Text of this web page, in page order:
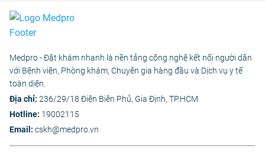
Medpro - Đặt khám nhanh là nền tảng công nghệ kết nối người dân
với Bệnh viện, Phòng khám, Chuyên gia hàng đầu và Dịch vụ y tế
toàn diện.
Địa chỉ: 236/29/18 Điện Biên Phủ, Gia Định, TP.HCM
Hotline: 19002115
Email: cskh@medpro.vn